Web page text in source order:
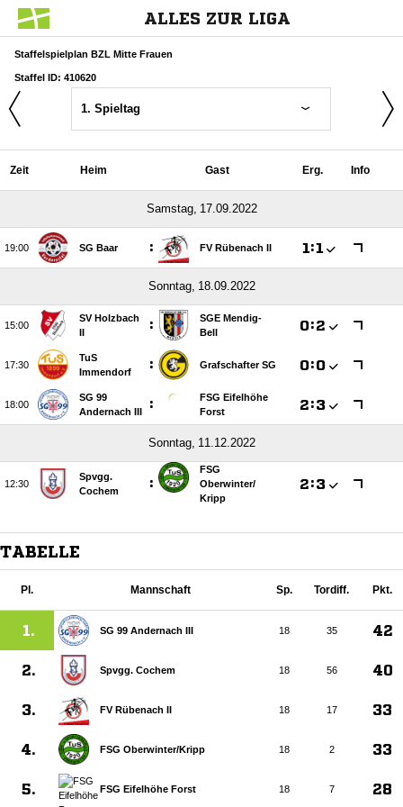
ALLES ZUR LIGA
Staffelspielplan BZL Mitte Frauen
Staffel ID: 410620
1. Spieltag
Zeit Heim Gast Erg. Info
 
 SG Baar : FV Rübenach II  :
 

SV Holzbach
II
:
SGE Mendig-
Bell
:

TuS
Immendorf
: Grafschafter SG :

SG 99
Andernach III
:
FSG Eifelhöhe
Forst
:
 

Spvgg.
Cochem
:
FSG
Oberwinter/​
Kripp
:
TABELLE
Pl. Mannschaft Sp. Tordiff. Pkt.
1. SG 99 Andernach III 18 35 42
2. Spvgg. Cochem 18 56 40
3. FV Rübenach II 18 17 33
4. FSG Oberwinter/​Kripp 18 2 33
5. FSG Eifelhöhe Forst 18 7 28